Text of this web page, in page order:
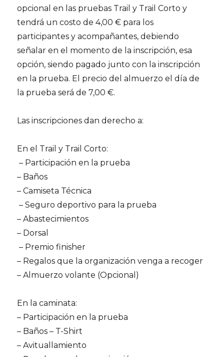
opcional en las pruebas Trail y Trail Corto y
tendrá un costo de 4,00 € para los
participantes y acompañantes, debiendo
señalar en el momento de la inscripción, esa
opción, siendo pagado junto con la inscripción
en la prueba. El precio del almuerzo el día de
la prueba será de 7,00 €.
Las inscripciones dan derecho a:
En el Trail y Trail Corto:
– Participación en la prueba
– Baños
– Camiseta Técnica
– Seguro deportivo para la prueba
– Abastecimientos
– Dorsal
– Premio finisher
– Regalos que la organización venga a recoger
– Almuerzo volante (Opcional)
En la caminata:
– Participación en la prueba
– Baños – T-Shirt
– Avituallamiento